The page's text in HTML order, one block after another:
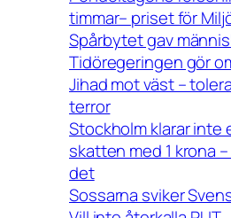
timmar– priset för
Spårbytet gav
Tidöregeringen gör
Jihad mot väst –
terror
Stockholm klarar inte
skatten med 1 krona
det
Sossarna sviker